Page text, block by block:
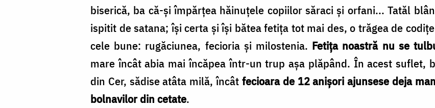
biserică, ba că-şi împărţea hăinuţele copiilor săraci şi orfani... Tatăl
ispitit de satana; își certa și își bătea fetița tot mai des, o trăgea de
cele bune: rugăciunea, fecioria şi milostenia. Fetița noastră nu se
mare încât abia mai încăpea într-un trup așa plăpând. În acest suflet,
din Cer, sădise atâta milă, încât fecioara de 12 anişori ajunsese deja
bolnavilor din cetate.